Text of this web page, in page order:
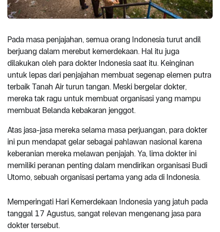
Pada masa penjajahan, semua orang Indonesia turut andil
berjuang dalam merebut kemerdekaan. Hal itu juga
dilakukan oleh para dokter Indonesia saat itu. Keinginan
untuk lepas dari penjajahan membuat segenap elemen putra
terbaik Tanah Air turun tangan. Meski bergelar dokter,
mereka tak ragu untuk membuat organisasi yang mampu
membuat Belanda kebakaran jenggot.
Atas jasa-jasa mereka selama masa perjuangan, para dokter
ini pun mendapat gelar sebagai pahlawan nasional karena
keberanian mereka melawan penjajah. Ya, lima dokter ini
memiliki peranan penting dalam mendirikan organisasi Budi
Utomo, sebuah organisasi pertama yang ada di Indonesia.
Memperingati Hari Kemerdekaan Indonesia yang jatuh pada
tanggal 17 Agustus, sangat relevan mengenang jasa para
dokter tersebut.